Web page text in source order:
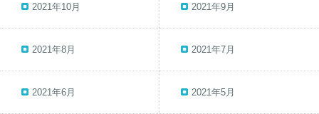
2021年10月 2021年9月
2021年8月 2021年7月
2021年6月 2021年5月